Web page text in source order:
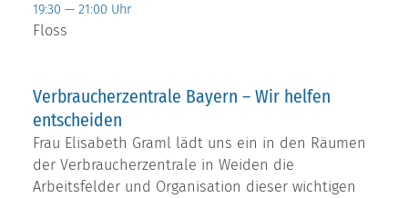
19:30 — 21:00 Uhr
Floss
Verbraucherzentrale Bayern – Wir helfen
entscheiden
Frau Elisabeth Graml lädt uns ein in den Räumen
der Verbraucherzentrale in Weiden die
Arbeitsfelder und Organisation dieser wichtigen